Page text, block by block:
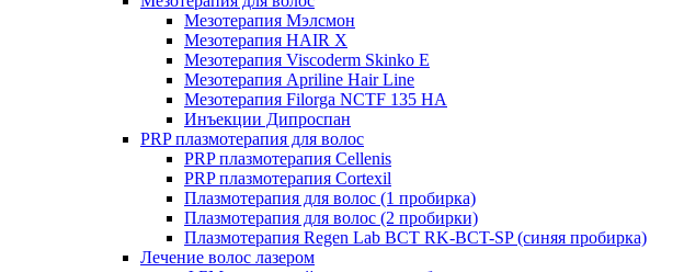
Мезотерапия Мэлсмон
Мезотерапия HAIR X
Мезотерапия Viscoderm Skinko E
Мезотерапия Apriline Hair Line
Мезотерапия Filorga NCTF 135 HA
Инъекции Дипроспан
PRP плазмотерапия для волос
PRP плазмотерапия Cellenis
PRP плазмотерапия Cortexil
Плазмотерапия для волос (1 пробирка)
Плазмотерапия для волос (2 пробирки)
Плазмотерапия Regen Lab BCT RK-BCT-SP (синяя пробирка)
Лечение волос лазером